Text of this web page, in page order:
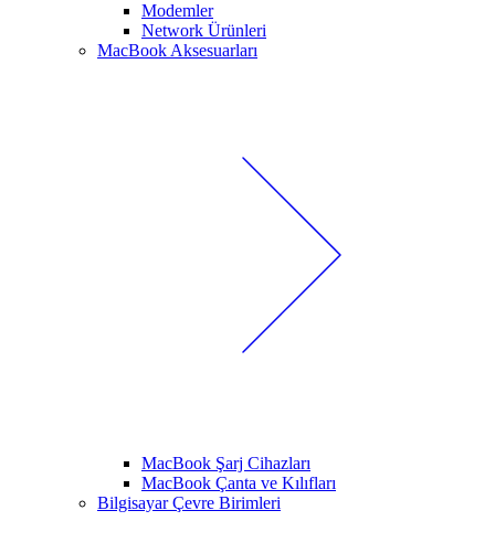
Modemler
Network Ürünleri
MacBook Aksesuarları
MacBook Şarj Cihazları
MacBook Çanta ve Kılıfları
Bilgisayar Çevre Birimleri